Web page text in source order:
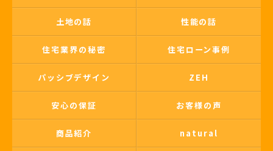
土地の話 性能の話
住宅業界の秘密 住宅ローン事例
パッシブデザイン ZEH
安心の保証 お客様の声
商品紹介 natural